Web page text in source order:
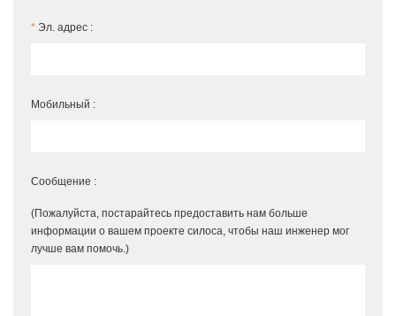
* Эл. адрес :
Мобильный :
Сообщение :
(Пожалуйста, постарайтесь предоставить нам больше
информации о вашем проекте силоса, чтобы наш инженер мог
лучше вам помочь.)